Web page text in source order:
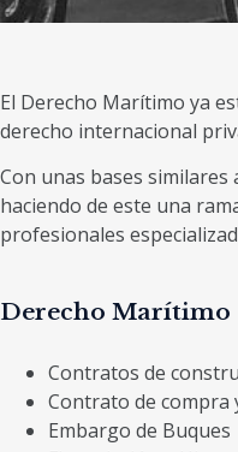
El Derecho Marítimo ya
derecho internacional
Con unas bases
haciendo de este una
profesionales
Derecho Marítimo
Contratos de
Contrato de compra
Embargo de Buques